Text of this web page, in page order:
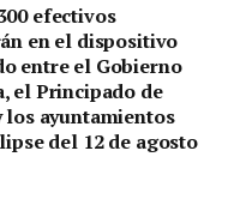
efectivos
en el dispositivo
entre el Gobierno
el Principado de
los ayuntamientos
del 12 de agosto